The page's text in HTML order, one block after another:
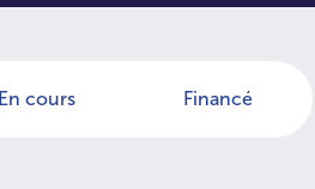
En cours Financé